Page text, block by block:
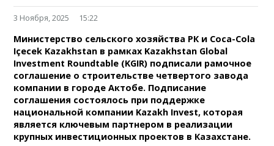
3 Ноября, 2025 15:22
Министерство сельского хозяйства РК и Coca-Cola
Içecek Kazakhstan в рамках Kazakhstan Global
Investment Roundtable (KGIR) подписали рамочное
соглашение о строительстве четвертого завода
компании в городе Актобе. Подписание
соглашения состоялось при поддержке
национальной компании Kazakh Invest, которая
является ключевым партнером в реализации
крупных инвестиционных проектов в Казахстане.